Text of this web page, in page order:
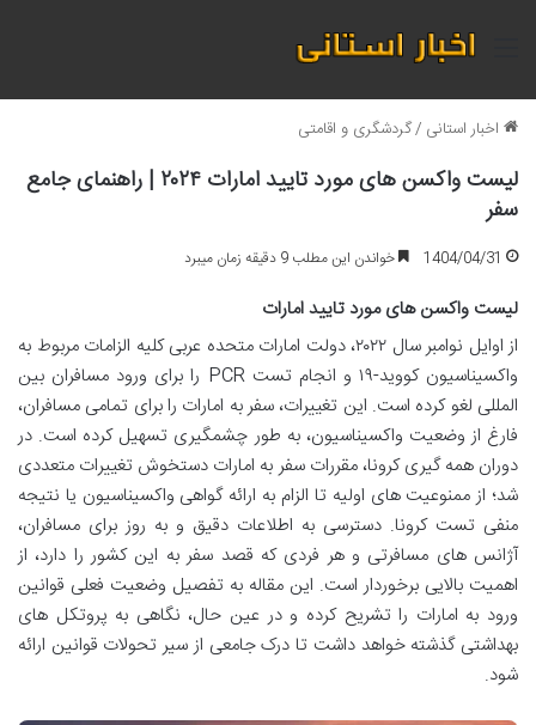
منو
اخبار استانی /گردشگری و اقامتی
لیست واکسن های مورد تایید امارات ۲۰۲۴ | راهنمای جامع
سفر
1404/04/31 خواندن این مطلب 9 دقیقه زمان میبرد
لیست واکسن های مورد تایید امارات
از اوایل نوامبر سال ۲۰۲۲، دولت امارات متحده عربی کلیه الزامات مربوط به
واکسیناسیون کووید-۱۹ و انجام تست PCR را برای ورود مسافران بین
المللی لغو کرده است. این تغییرات، سفر به امارات را برای تمامی مسافران،
فارغ از وضعیت واکسیناسیون، به طور چشمگیری تسهیل کرده است. در
دوران همه گیری کرونا، مقررات سفر به امارات دستخوش تغییرات متعددی
شد؛ از ممنوعیت های اولیه تا الزام به ارائه گواهی واکسیناسیون یا نتیجه
منفی تست کرونا. دسترسی به اطلاعات دقیق و به روز برای مسافران،
آژانس های مسافرتی و هر فردی که قصد سفر به این کشور را دارد، از
اهمیت بالایی برخوردار است. این مقاله به تفصیل وضعیت فعلی قوانین
ورود به امارات را تشریح کرده و در عین حال، نگاهی به پروتکل های
بهداشتی گذشته خواهد داشت تا درک جامعی از سیر تحولات قوانین ارائه
شود.